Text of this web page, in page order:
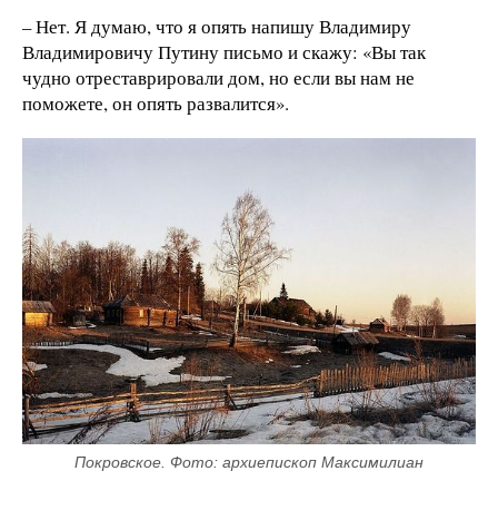
– Нет. Я думаю, что я опять напишу Владимиру
Владимировичу Путину письмо и скажу: «Вы так
чудно отреставрировали дом, но если вы нам не
поможете, он опять развалится».
Покровское. Фото: архиепископ Максимилиан